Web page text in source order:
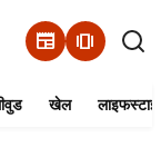
newspaper amp_stories
खेल